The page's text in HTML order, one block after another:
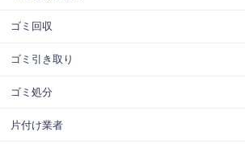
ゴミ回収
ゴミ引き取り
ゴミ処分
片付け業者